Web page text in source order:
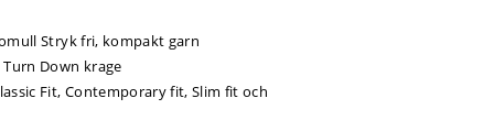
Stryk fri, kompakt garn
Down krage
Fit, Contemporary fit, Slim fit och